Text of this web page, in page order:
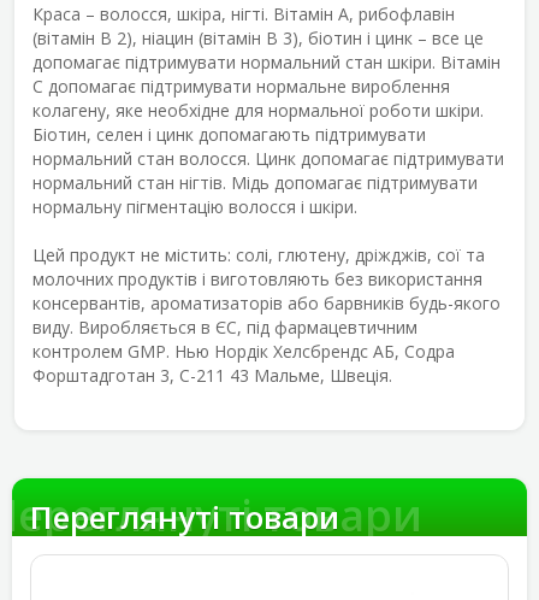
Краса – волосся, шкіра, нігті. Вітамін А, рибофлавін
(вітамін В 2), ніацин (вітамін В 3), біотин і цинк – все це
допомагає підтримувати нормальний стан шкіри. Вітамін
С допомагає підтримувати нормальне вироблення
колагену, яке необхідне для нормальної роботи шкіри.
Біотин, селен і цинк допомагають підтримувати
нормальний стан волосся. Цинк допомагає підтримувати
нормальний стан нігтів. Мідь допомагає підтримувати
нормальну пігментацію волосся і шкіри.
Цей продукт не містить: солі, глютену, дріжджів, сої та
молочних продуктів і виготовляють без використання
консервантів, ароматизаторів або барвників будь-якого
виду. Виробляється в ЄС, під фармацевтичним
контролем GMP. Нью Нордік Хелсбрендс АБ, Содра
Форштадготан 3, С-211 43 Мальме, Швеція.
товари
Переглянуті товари